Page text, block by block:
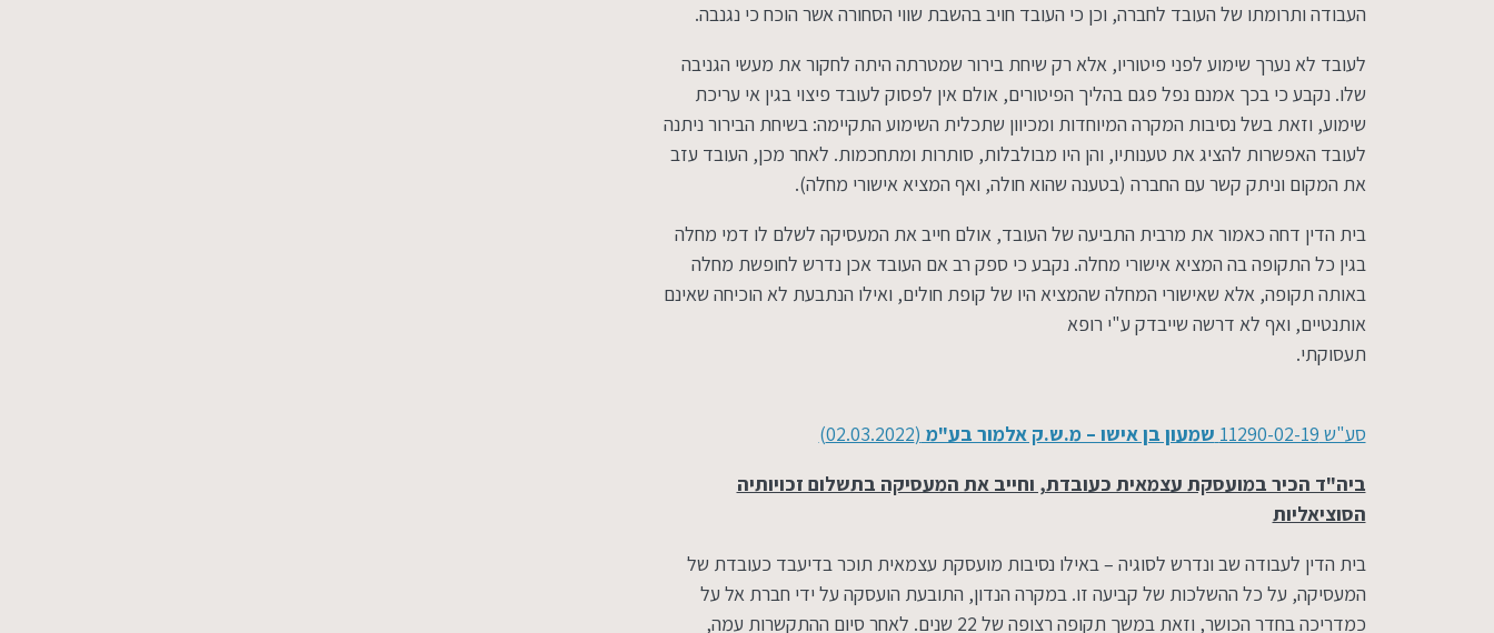
העבודה ותרומתו של העובד לחברה, וכן כי העובד חויב בהשבת שווי הסחורה אשר הוכח כי נגנבה.
לעובד לא נערך שימוע לפני פיטוריו, אלא רק שיחת בירור שמטרתה היתה לחקור את מעשי הגניבה
שלו. נקבע כי בכך אמנם נפל פגם בהליך הפיטורים, אולם אין לפסוק לעובד פיצוי בגין אי עריכת
שימוע, וזאת בשל נסיבות המקרה המיוחדות ומכיוון שתכלית השימוע התקיימה: בשיחת הבירור ניתנה
לעובד האפשרות להציג את טענותיו, והן היו מבולבלות, סותרות ומתחכמות. לאחר מכן, העובד עזב
את המקום וניתק קשר עם החברה (בטענה שהוא חולה, ואף המציא אישורי מחלה).
בית הדין דחה כאמור את מרבית התביעה של העובד, אולם חייב את המעסיקה לשלם לו דמי מחלה
בגין כל התקופה בה המציא אישורי מחלה. נקבע כי ספק רב אם העובד אכן נדרש לחופשת מחלה
באותה תקופה, אלא שאישורי המחלה שהמציא היו של קופת חולים, ואילו הנתבעת לא הוכיחה שאינם
אותנטיים, ואף לא דרשה שייבדק ע"י רופא
תעסוקתי.
סע"ש 11290-02-19 שמעון בן אישו – מ.ש.ק אלמור בע"מ (02.03.2022)‏
ביה"ד הכיר במועסקת עצמאית כעובדת, וחייב את המעסיקה בתשלום זכויותיה
הסוציאליות
בית הדין לעבודה שב ונדרש לסוגיה – באילו נסיבות מועסקת עצמאית תוכר בדיעבד כעובדת של
המעסיקה, על כל ההשלכות של קביעה זו. במקרה הנדון, התובעת הועסקה על ידי חברת אל על
כמדריכה בחדר הכושר, וזאת במשך תקופה רצופה של 22 שנים. לאחר סיום ההתקשרות עמה,